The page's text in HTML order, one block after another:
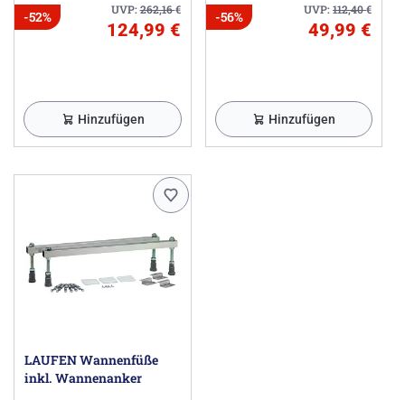
UVP:262,16€
-52%
124,99 €
Hinzufügen
UVP:112,40€
-56%
49,99 €
Hinzufügen
LAUFEN Wannenfüße
inkl. Wannenanker